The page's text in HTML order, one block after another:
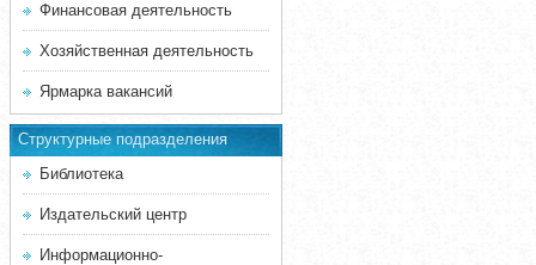
Финансовая деятельность
Хозяйственная деятельность
Ярмарка вакансий
Структурные подразделения
Библиотека
Издательский центр
Информационно-